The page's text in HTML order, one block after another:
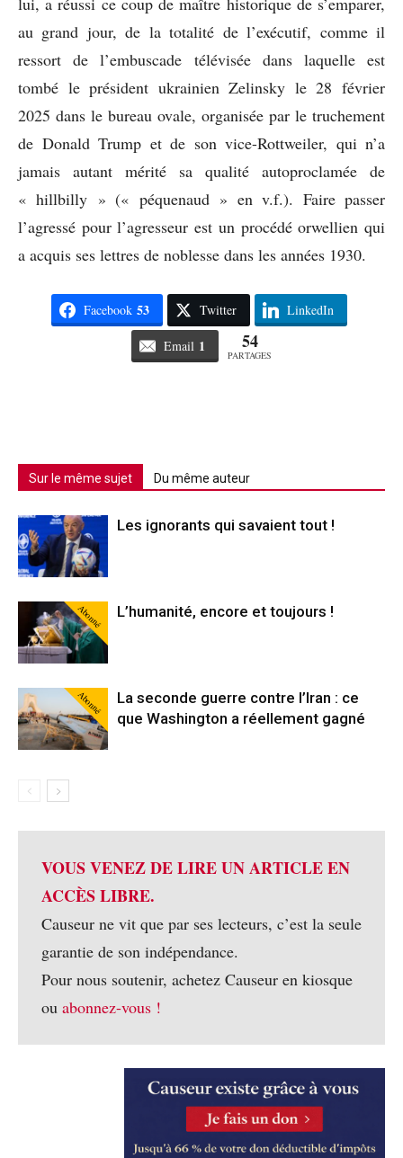
au grand jour, de la totalité de l’exécutif, comme il
ressort de l’embuscade télévisée dans laquelle est
tombé le président ukrainien Zelinsky le 28 février
2025 dans le bureau ovale, organisée par le truchement
de Donald Trump et de son vice-Rottweiler, qui n’a
jamais autant mérité sa qualité autoproclamée de
« hillbilly » (« péquenaud » en v.f.). Faire passer
l’agressé pour l’agresseur est un procédé orwellien qui
a acquis ses lettres de noblesse dans les années 1930.
Facebook 53 Twitter LinkedIn
Email 1 54
PARTAGES
Sur le même sujet Du même auteur
Les ignorants qui savaient tout !
Abonné L’humanité, encore et toujours !
Abonné
La seconde guerre contre l’Iran : ce
que Washington a réellement gagné
VOUS VENEZ DE LIRE UN ARTICLE EN
ACCÈS LIBRE.
Causeur ne vit que par ses lecteurs, c’est la seule
garantie de son indépendance.
Pour nous soutenir, achetez Causeur en kiosque
ou abonnez-vous !